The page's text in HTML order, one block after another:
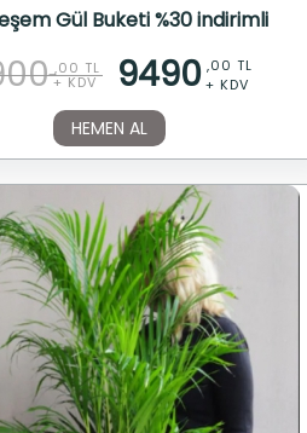
Gül Buketi %30 indirimli
,00 TL
+ KDV 9490 ,00 TL
+ KDV
HEMEN AL